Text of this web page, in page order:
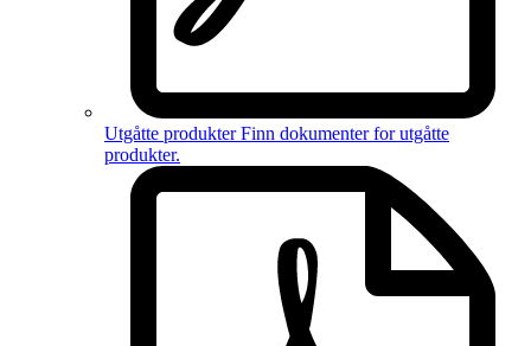
Utgåtte produkter Finn dokumenter forutgåtte
produkter.